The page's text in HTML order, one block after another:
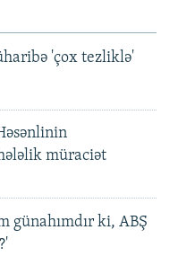
'çox tezliklə'
müraciət
günahımdır ki, ABŞ